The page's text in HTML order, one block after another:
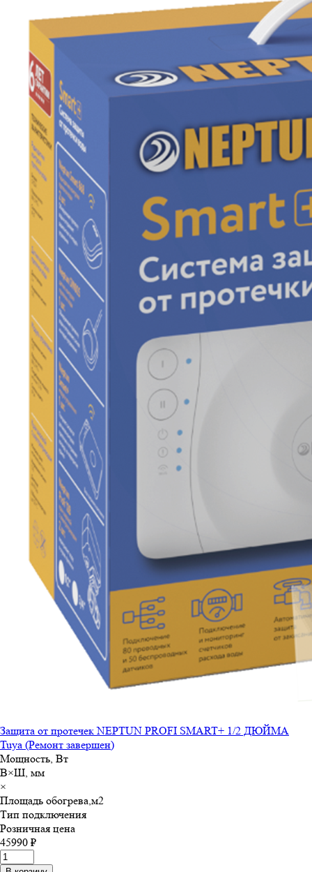
Защита от протечек NEPTUN PROFI SMART+ 1/2 ДЮЙМА
Tuya (Ремонт завершен)
Мощность, Вт
В×Ш, мм
×
Площадь обогрева,м2
Тип подключения
Розничная цена
45990 ₽